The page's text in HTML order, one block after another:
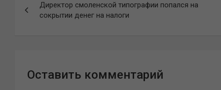
по
Директор смоленской типографии попался на
сокрытии денег на налоги
Оставить комментарий